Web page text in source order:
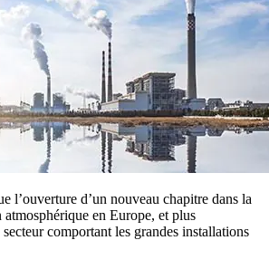
l’ouverture d’un nouveau chapitre dans la
en Europe, et plus
comportant les grandes installations